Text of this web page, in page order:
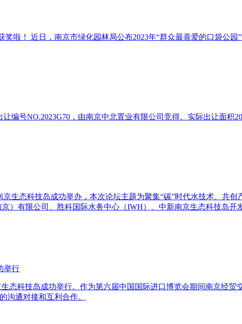
啦！ 近日，南京市绿化园林局公布2023年“群众最喜爱的口袋公园
编号NO.2023G70，由南京中北置业有限公司竞得。实际出让面积
生态科技岛成功举办，本次论坛主题为聚集“碳”时代水技术、共
京）有限公司、胜科国际水务中心（IWH）、中新南京生态科技岛开
举行
态科技岛成功举行。作为第六届中国国际进口博览会期间南京经贸
沟通对接和互利合作。